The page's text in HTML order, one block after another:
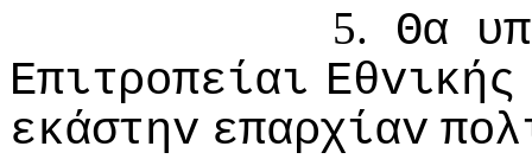
5. Θα
Επιτρoπείαι Εθvικής
εκάστηv επαρχίαv